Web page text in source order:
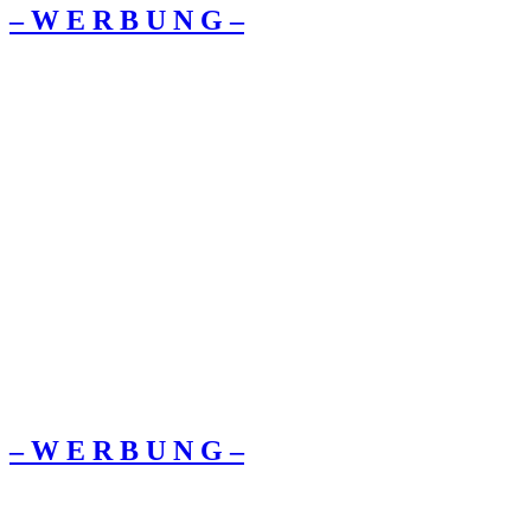
– W Ε R Β U Ν G –
– W Ε R Β U Ν G –